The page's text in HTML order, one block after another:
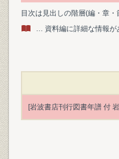
目次は見出しの階層(編・章
… 資料編に詳細な情報が
[岩波書店刊行図書年譜 付